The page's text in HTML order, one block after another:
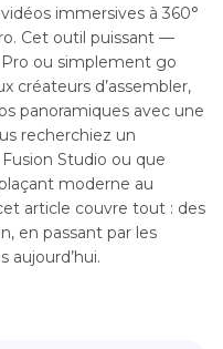
immersives à 360°
Cet outil puissant —
ou simplement go
créateurs d’assembler,
panoramiques avec une
recherchiez un
Studio ou que
moderne au
article couvre tout : des
en passant par les
aujourd’hui.